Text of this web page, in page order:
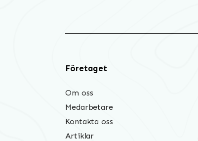
Företaget
Om oss
Medarbetare
Kontakta oss
Artiklar